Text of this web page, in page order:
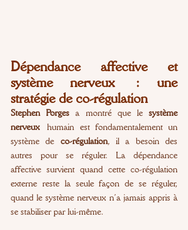
Dépendance affective et
système nerveux : une
stratégie de co-régulation
Stephen Porges a montré que le système
nerveux humain est fondamentalement un
système de co-régulation, il a besoin des
autres pour se réguler. La dépendance
affective survient quand cette co-régulation
externe reste la seule façon de se réguler,
quand le système nerveux n’a jamais appris à
se stabiliser par lui-même.